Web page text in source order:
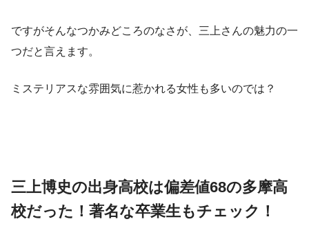
ですがそんなつかみどころのなさが、三上さんの魅力の一
つだと言えます。
ミステリアスな雰囲気に惹かれる女性も多いのでは？
三上博史の出身高校は偏差値68の多摩高
校だった！著名な卒業生もチェック！